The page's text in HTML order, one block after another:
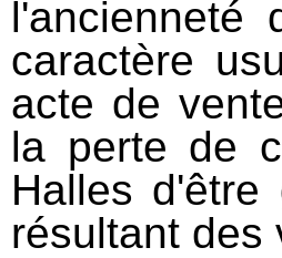
l'ancienneté
caractère
acte de
la perte de
Halles
résultant des